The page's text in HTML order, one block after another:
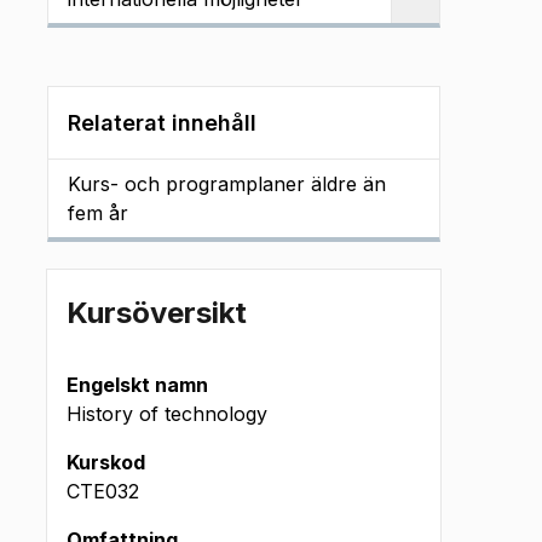
Relaterat innehåll
Kurs- och programplaner äldre än
fem år
Kursöversikt
Engelskt namn
History of technology
Kurskod
CTE032